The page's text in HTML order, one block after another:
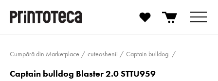
Cumpără din Marketplace cuteoshenii Captain bulldog
Captain bulldog Blaster 2.0 STTU959